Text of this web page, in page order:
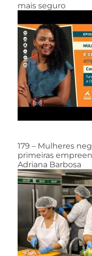
mais seguro
179 – Mulheres
primeiras
Adriana Barbosa